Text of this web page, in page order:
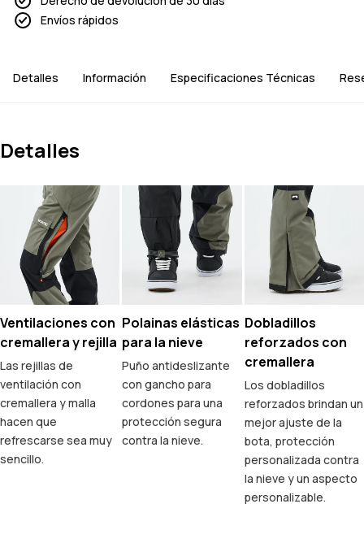
Envíos rápidos
Detalles Información Especificaciones Técnicas
Detalles
Ventilaciones con
cremallera y rejilla
Las rejillas de
ventilación con
cremallera y malla
hacen que
refrescarse sea muy
sencillo.
Polainas elásticas
para la nieve
Puño antideslizante
con gancho para
cordones para una
protección segura
contra la nieve.
Dobladillos
reforzados con
cremallera
Los dobladillos
reforzados brindan un
mejor ajuste de la
bota, protección
personalizada contra
la nieve y un aspecto
personalizable.